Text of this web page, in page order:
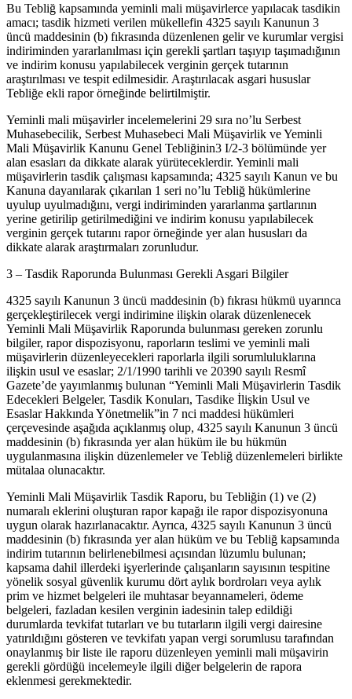
Bu Tebliğ kapsamında yeminli mali müşavirlerce yapılacak tasdikin
amacı; tasdik hizmeti verilen mükellefin 4325 sayılı Kanunun 3
üncü maddesinin (b) fıkrasında düzenlenen gelir ve kurumlar vergisi
indiriminden yararlanılması için gerekli şartları taşıyıp taşımadığının
ve indirim konusu yapılabilecek verginin gerçek tutarının
araştırılması ve tespit edilmesidir. Araştırılacak asgari hususlar
Tebliğe ekli rapor örneğinde belirtilmiştir.
Yeminli mali müşavirler incelemelerini 29 sıra no’lu Serbest
Muhasebecilik, Serbest Muhasebeci Mali Müşavirlik ve Yeminli
Mali Müşavirlik Kanunu Genel Tebliğinin3 I/2-3 bölümünde yer
alan esasları da dikkate alarak yürüteceklerdir. Yeminli mali
müşavirlerin tasdik çalışması kapsamında; 4325 sayılı Kanun ve bu
Kanuna dayanılarak çıkarılan 1 seri no’lu Tebliğ hükümlerine
uyulup uyulmadığını, vergi indiriminden yararlanma şartlarının
yerine getirilip getirilmediğini ve indirim konusu yapılabilecek
verginin gerçek tutarını rapor örneğinde yer alan hususları da
dikkate alarak araştırmaları zorunludur.
3 – Tasdik Raporunda Bulunması Gerekli Asgari Bilgiler
4325 sayılı Kanunun 3 üncü maddesinin (b) fıkrası hükmü uyarınca
gerçekleştirilecek vergi indirimine ilişkin olarak düzenlenecek
Yeminli Mali Müşavirlik Raporunda bulunması gereken zorunlu
bilgiler, rapor dispozisyonu, raporların teslimi ve yeminli mali
müşavirlerin düzenleyecekleri raporlarla ilgili sorumluluklarına
ilişkin usul ve esaslar; 2/1/1990 tarihli ve 20390 sayılı Resmî
Gazete’de yayımlanmış bulunan “Yeminli Mali Müşavirlerin Tasdik
Edecekleri Belgeler, Tasdik Konuları, Tasdike İlişkin Usul ve
Esaslar Hakkında Yönetmelik”in 7 nci maddesi hükümleri
çerçevesinde aşağıda açıklanmış olup, 4325 sayılı Kanunun 3 üncü
maddesinin (b) fıkrasında yer alan hüküm ile bu hükmün
uygulanmasına ilişkin düzenlemeler ve Tebliğ düzenlemeleri birlikte
mütalaa olunacaktır.
Yeminli Mali Müşavirlik Tasdik Raporu, bu Tebliğin (1) ve (2)
numaralı eklerini oluşturan rapor kapağı ile rapor dispozisyonuna
uygun olarak hazırlanacaktır. Ayrıca, 4325 sayılı Kanunun 3 üncü
maddesinin (b) fıkrasında yer alan hüküm ve bu Tebliğ kapsamında
indirim tutarının belirlenebilmesi açısından lüzumlu bulunan;
kapsama dahil illerdeki işyerlerinde çalışanların sayısının tespitine
yönelik sosyal güvenlik kurumu dört aylık bordroları veya aylık
prim ve hizmet belgeleri ile muhtasar beyannameleri, ödeme
belgeleri, fazladan kesilen verginin iadesinin talep edildiği
durumlarda tevkifat tutarları ve bu tutarların ilgili vergi dairesine
yatırıldığını gösteren ve tevkifatı yapan vergi sorumlusu tarafından
onaylanmış bir liste ile raporu düzenleyen yeminli mali müşavirin
gerekli gördüğü incelemeyle ilgili diğer belgelerin de rapora
eklenmesi gerekmektedir.